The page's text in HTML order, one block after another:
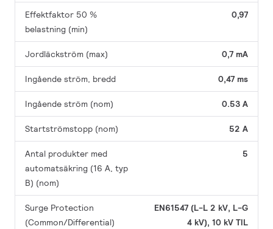
Effektfaktor 50 %
belastning (min)
0,97
Jordläckström (max) 0,7 mA
Ingående ström, bredd 0,47 ms
Ingående ström (nom) 0.53 A
Startströmstopp (nom) 52 A
Antal produkter med
automatsäkring (16 A, typ
B) (nom)
5
Surge Protection
(Common/Differential)
EN61547 (L-L 2 kV, L-G
4 kV), 10 kV TIL